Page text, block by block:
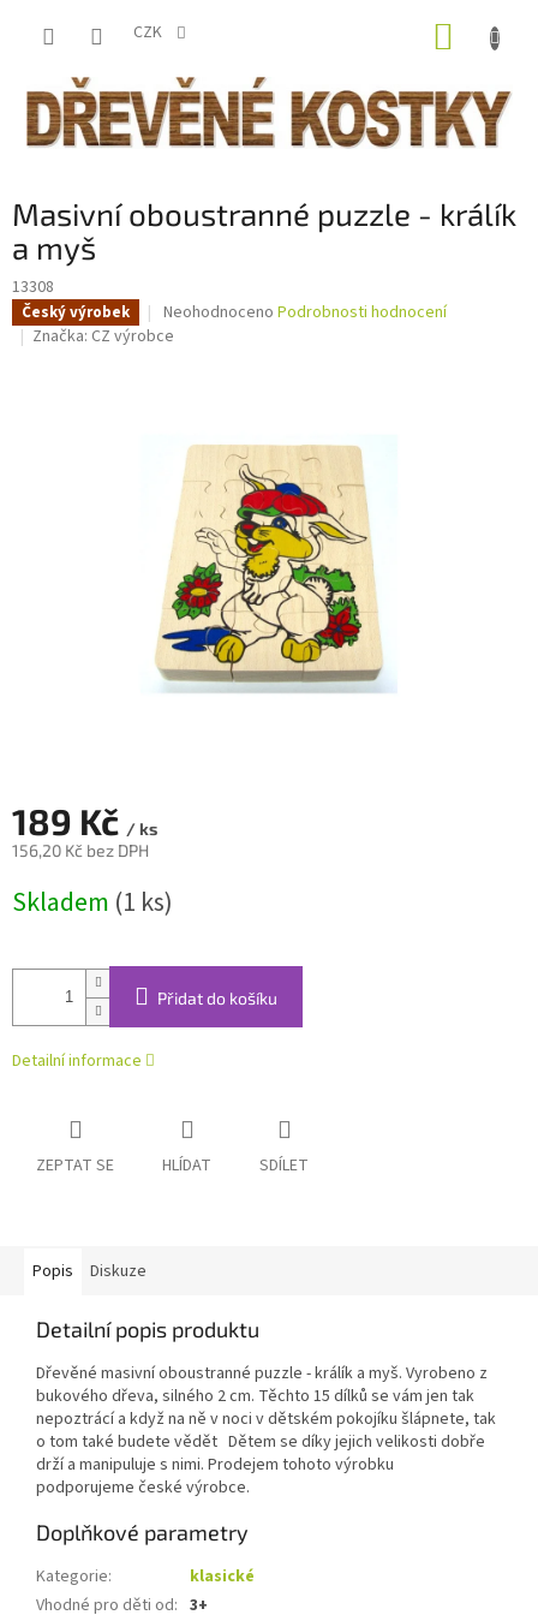
CZK
Masivní oboustranné puzzle - králík
a myš
13308
Český výrobek
Průměrné
hodnocení
hvězdiček.
Neohodnoceno Podrobnosti hodnocení
Značka: CZ výrobce
189 Kč / ks
156,20 Kč bez DPH
cena:
Skladem (1 ks)
Přidat do košíku
Detailní informace
ZEPTAT SE HLÍDAT SDÍLET
Popis Diskuze
Detailní popis produktu
Dřevěné masivní oboustranné puzzle - králík a myš. Vyrobeno z
bukového dřeva, silného 2 cm. Těchto 15 dílků se vám jen tak
nepoztrácí a když na ně v noci v dětském pokojíku šlápnete, tak
o tom také budete vědět Dětem se díky jejich velikosti dobře
drží a manipuluje s nimi. Prodejem tohoto výrobku
podporujeme české výrobce.
Doplňkové parametry
Kategorie:
klasické
Vhodné pro děti od: 3+